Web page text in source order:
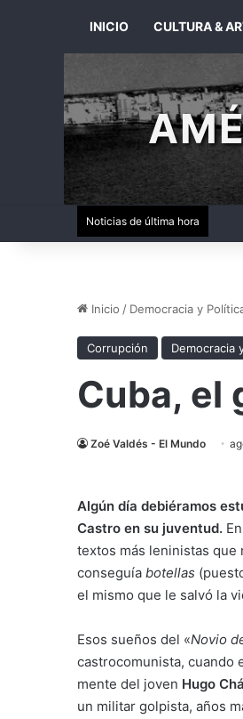
INICIO CULTURA &
Noticias de última hora
Inicio / Democracia y
Corrupción Democracia
Cuba, el
Zoé Valdés - El Mundo
Algún día debiéramos
Castro en su juventud.
textos más leninistas que
conseguía botellas
el mismo que le salvó la
Esos sueños del «Novio
castrocomunista, cuando
mente del joven Hugo
un militar golpista, años